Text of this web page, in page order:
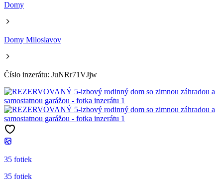
Domy
Domy Miloslavov
Číslo inzerátu: JuNRr71VJjw
35 fotiek
35 fotiek